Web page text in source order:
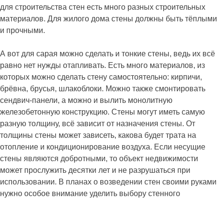
для строительства стен есть много разных строительных
материалов. Для жилого дома стены должны быть тёплыми
и прочными.
А вот для сарая можно сделать и тонкие стены, ведь их всё
равно нет нужды отапливать. Есть много материалов, из
которых можно сделать стену самостоятельно: кирпичи,
брёвна, брусья, шлакоблоки. Можно также смонтировать
сендвич-панели, а можно и вылить монолитную
железобетонную конструкцию. Стены могут иметь самую
разную толщину, всё зависит от назначения стены. От
толщины стены может зависеть, какова будет трата на
отопление и кондиционирование воздуха. Если несущие
стены являются добротными, то объект недвижимости
может прослужить десятки лет и не разрушаться при
использовании. В планах о возведении стен своими руками
нужно особое внимание уделить выбору стенного